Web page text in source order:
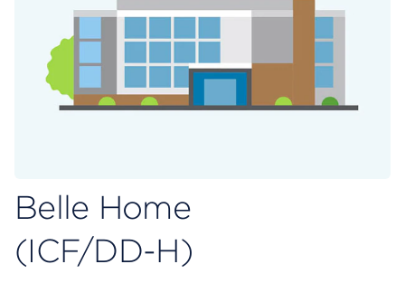
Belle Home
(ICF/DD-H)